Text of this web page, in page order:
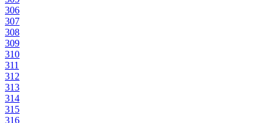
306
307
308
309
310
311
312
313
314
315
316